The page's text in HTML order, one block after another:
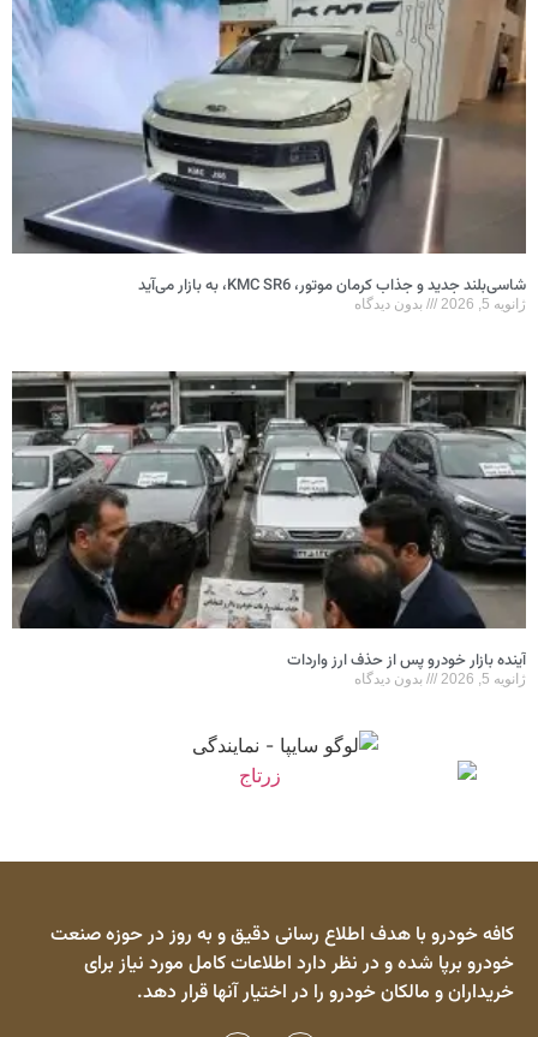
شاسی‌بلند جدید و جذاب کرمان موتور، KMC SR6، به بازار می‌آید
ژانویه 5, 2026 بدون دیدگاه
آینده بازار خودرو پس از حذف ارز واردات
ژانویه 5, 2026 بدون دیدگاه
کافه خودرو با هدف اطلاع رسانی دقیق و به روز در حوزه صنعت
خودرو برپا شده و در نظر دارد اطلاعات کامل مورد نیاز برای
خریداران و مالکان خودرو را در اختیار آنها قرار دهد.